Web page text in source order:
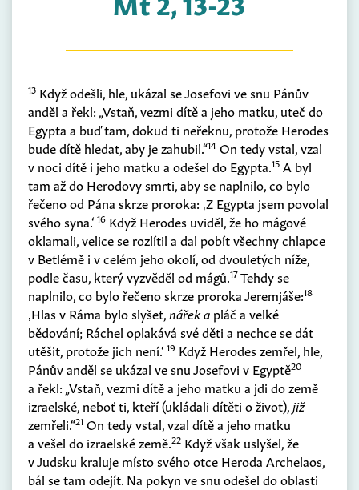
13 Když odešli, hle, ukázal se Josefovi ve snu Pánův
anděl a řekl: „Vstaň, vezmi dítě a jeho matku, uteč do
Egypta a buď tam, dokud ti neřeknu, protože Herodes
bude dítě hledat, aby je zahubil.“14 On tedy vstal, vzal
v noci dítě i jeho matku a odešel do Egypta.15 A byl
tam až do Herodovy smrti, aby se naplnilo, co bylo
řečeno od Pána skrze proroka: ‚Z Egypta jsem povolal
svého syna.‘ 16 Když Herodes uviděl, že ho mágové
oklamali, velice se rozlítil a dal pobít všechny chlapce
v Betlémě i v celém jeho okolí, od dvouletých níže,
podle času, který vyzvěděl od mágů.17Tehdy se
naplnilo, co bylo řečeno skrze proroka Jeremjáše:18
‚Hlas v Ráma bylo slyšet,nářek a pláč a velké
bědování; Ráchel oplakává své děti a nechce se dát
utěšit, protože jich není.‘ 19 Když Herodes zemřel, hle,
Pánův anděl se ukázal ve snu Josefovi v Egyptě20
a řekl: „Vstaň, vezmi dítě a jeho matku a jdi do země
izraelské, neboť ti, kteří(ukládali dítěti o život),již
zemřeli.“21 On tedy vstal, vzal dítě a jeho matku
a vešel do izraelské země.22 Když však uslyšel, že
v Judsku kraluje místo svého otce Heroda Archelaos,
bál se tam odejít. Na pokyn ve snu odešel do oblasti